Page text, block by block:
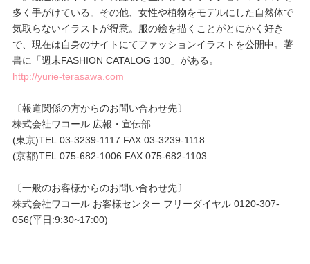
多く手がけている。その他、女性や植物をモデルにした自然体で
気取らないイラストが得意。服の絵を描くことがとにかく好き
で、現在は自身のサイトにてファッションイラストを公開中。著
書に「週末FASHION CATALOG 130」がある。
http://yurie-terasawa.com
〔報道関係の方からのお問い合わせ先〕
株式会社ワコール 広報・宣伝部
(東京)TEL:03-3239-1117 FAX:03-3239-1118
(京都)TEL:075-682-1006 FAX:075-682-1103
〔一般のお客様からのお問い合わせ先〕
株式会社ワコール お客様センター フリーダイヤル 0120-307-
056(平日:9:30~17:00)